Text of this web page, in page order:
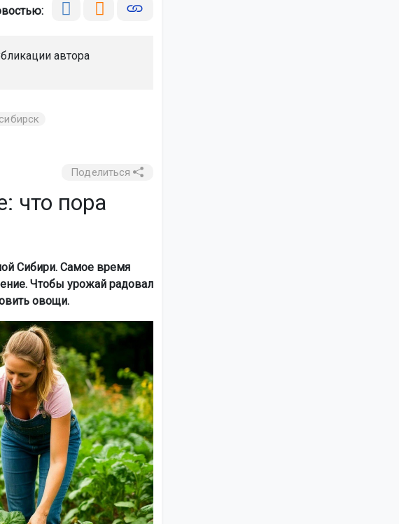
автора
Поделиться
что пора
Сибири. Самое время
Чтобы урожай радовал
овощи.